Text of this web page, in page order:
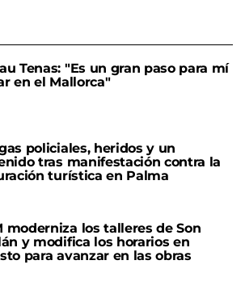
Tenas: "Es un gran paso para mí
en el Mallorca"
policiales, heridos y un
tras manifestación contra la
turística en Palma
moderniza los talleres de Son
y modifica los horarios en
para avanzar en las obras